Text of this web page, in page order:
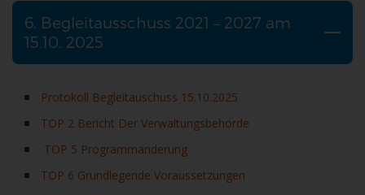
6. Begleitausschuss 2021 – 2027 am
15.10. 2025
Protokoll Begleitauschuss 15.10.2025
TOP 2 Bericht Der Verwaltungsbehörde
TOP 5 Programmänderung
TOP 6 Grundlegende Voraussetzungen